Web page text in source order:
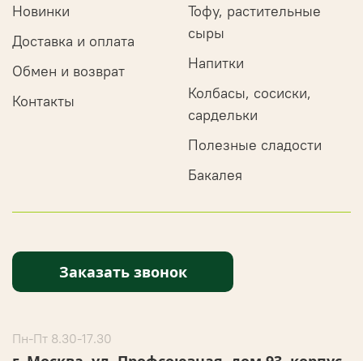
Новинки
Доставка и оплата
Обмен и возврат
Контакты
Тофу, растительные
сыры
Напитки
Колбасы, сосиски,
сардельки
Полезные сладости
Бакалея
Заказать звонок
Пн-Пт 8.30-17.30